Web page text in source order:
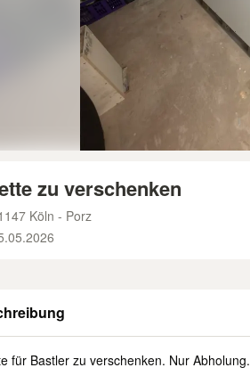
zu verschenken
Köln - Porz
für Bastler zu verschenken. Nur Abholung.